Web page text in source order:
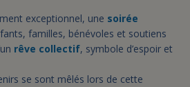
exceptionnel, une soirée
familles, bénévoles et soutiens
rêve collectif, symbole d’espoir et
se sont mêlés lors de cette